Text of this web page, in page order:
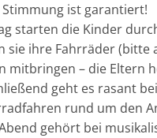
Stimmung ist garantiert!
starten die Kinder
sie ihre Fahrräder (bitte
mitbringen – die Eltern
geht es rasant
rund um den
gehört bei